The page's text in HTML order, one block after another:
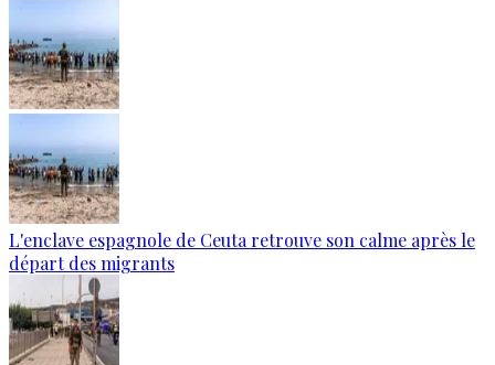
L'enclave espagnole de Ceuta retrouve son calme après le
départ des migrants